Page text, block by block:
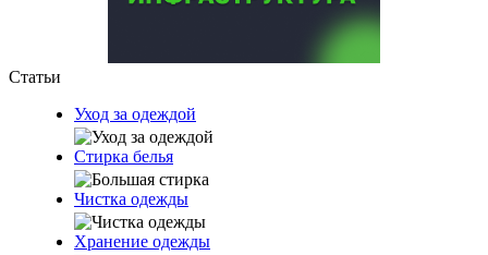
Статьи
Уход за одеждой
Стирка белья
Чистка одежды
Хранение одежды